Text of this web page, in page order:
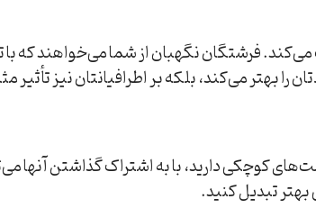
می‌کند. فرشتگان نگهبان از شما می‌خواهند
بهتر می‌کند، بلکه بر اطرافیانتان نیز تأثیر
کوچکی دارید، با به اشتراک گذاشتن آنها
تبدیل کنید.